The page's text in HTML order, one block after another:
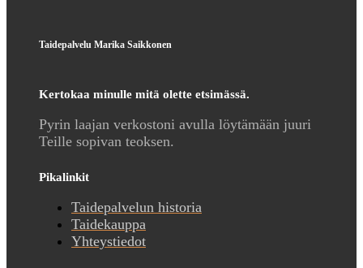
Taidepalvelu Marika Saikkonen
Kertokaa minulle mitä olette etsimässä.
Pyrin laajan verkostoni avulla löytämään juuri
Teille sopivan teoksen.
Pikalinkit
Taidepalvelun historia
Taidekauppa
Yhteystiedot